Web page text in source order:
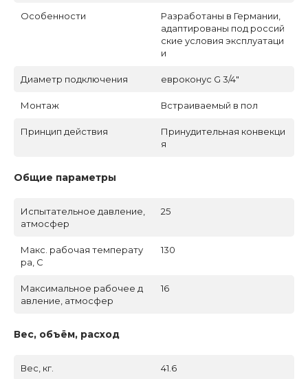
Особенности
Разработаны в Германии,
адаптированы под россий
ские условия эксплуатаци
и
Диаметр подключения евроконус G 3/4"
Монтаж Встраиваемый в пол
Принцип действия
Принудительная конвекци
я
Общие параметры
Испытательное давление,
атмосфер
25
Макс. рабочая температу
ра, C
130
Максимальное рабочее д
авление, атмосфер
16
Вес, объём, расход
Вес, кг. 41.6